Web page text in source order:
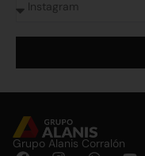
Grupo Alanis Corralón